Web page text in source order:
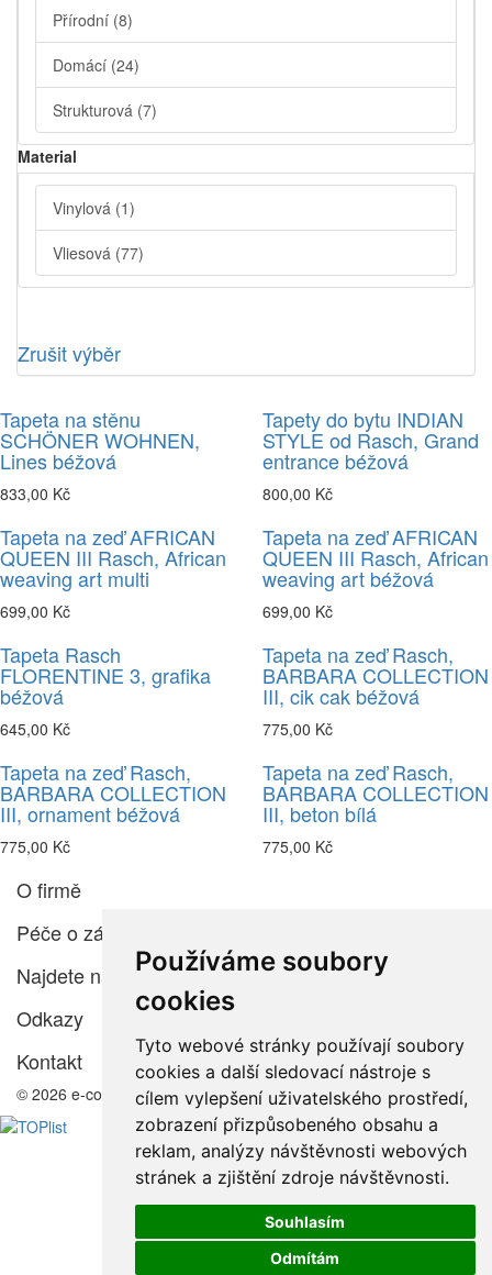
Používáme soubory
cookies
Tyto webové stránky používají soubory
cookies a další sledovací nástroje s
cílem vylepšení uživatelského prostředí,
zobrazení přizpůsobeného obsahu a
reklam, analýzy návštěvnosti webových
stránek a zjištění zdroje návštěvnosti.
Souhlasím
Odmítám
Přírodní (8)
Domácí (24)
Strukturová (7)
Material
Vinylová (1)
Vliesová (77)
Zrušit výběr
Tapeta na stěnu
SCHÖNER WOHNEN,
Lines béžová
833,00 Kč
Tapety do bytu INDIAN
STYLE od Rasch, Grand
entrance béžová
800,00 Kč
Tapeta na zeď AFRICAN
QUEEN III Rasch, African
weaving art multi
699,00 Kč
Tapeta na zeď AFRICAN
QUEEN III Rasch, African
weaving art béžová
699,00 Kč
Tapeta Rasch
FLORENTINE 3, grafika
béžová
645,00 Kč
Tapeta na zeď Rasch,
BARBARA COLLECTION
III, cik cak béžová
775,00 Kč
Tapeta na zeď Rasch,
BARBARA COLLECTION
III, ornament béžová
775,00 Kč
Tapeta na zeď Rasch,
BARBARA COLLECTION
III, beton bílá
775,00 Kč
O firmě
Péče o zákazníka
Najdete nás
Odkazy
Kontakt
© 2026 e-color.cz